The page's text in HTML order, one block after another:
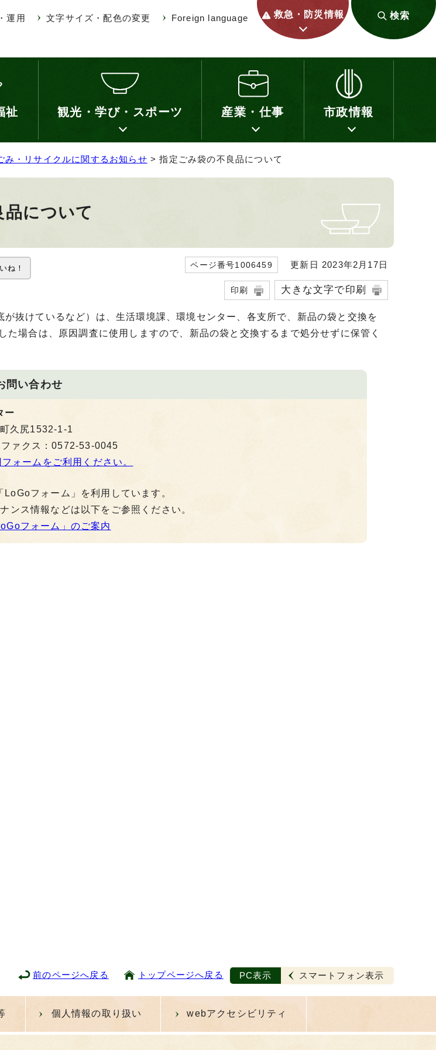
運用 文字サイズ・配色の変更 Foreign language 救急・防災情報 検索
祉 観光・学び・スポーツ 産業・仕事 市政情報
み・リサイクルに関するお知らせ > 指定ごみ袋の不良品について
について
ね！ ページ番号1006459 更新日 2023年2月17日
印刷 大きな文字で印刷
が抜けているなど）は、生活環境課、環境センター、各支所で、新品の袋と交換を
た場合は、原因調査に使用しますので、新品の袋と交換するまで処分せずに保管く
問い合わせ
ー
久尻1532-1-1
ァクス：0572-53-0045
ォームをご利用ください。
フォーム」を利用しています。
ンス情報などは以下をご参照ください。
フォーム」のご案内
前のページへ戻る トップページへ戻る PC表示 スマートフォン表示
個人情報の取り扱い webアクセシビリティ